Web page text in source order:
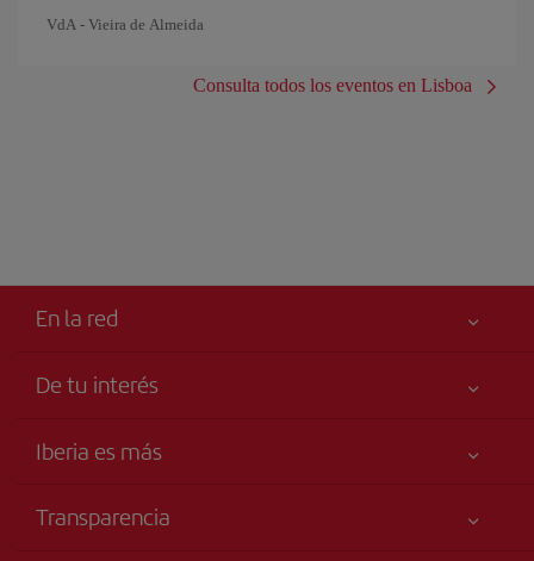
VdA - Vieira de Almeida
Consulta todos los eventos en Lisboa
En la red
De tu interés
Accesibilidad
Iberia es más
Grupo Iberia
Transparencia